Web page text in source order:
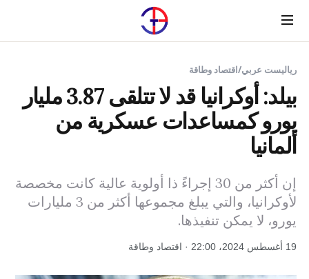
Menu
رياليست عربي/اقتصاد وطاقة
بيلد: أوكرانيا قد لا تتلقى 3.87 مليار
يورو كمساعدات عسكرية من
ألمانيا
إن أكثر من 30 إجراءً ذا أولوية عالية كانت مخصصة
لأوكرانيا، والتي يبلغ مجموعها أكثر من 3 مليارات
يورو، لا يمكن تنفيذها.
19 أغسطس 2024، 22:00 · اقتصاد وطاقة